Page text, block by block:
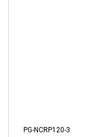
PG-NCRP120-3